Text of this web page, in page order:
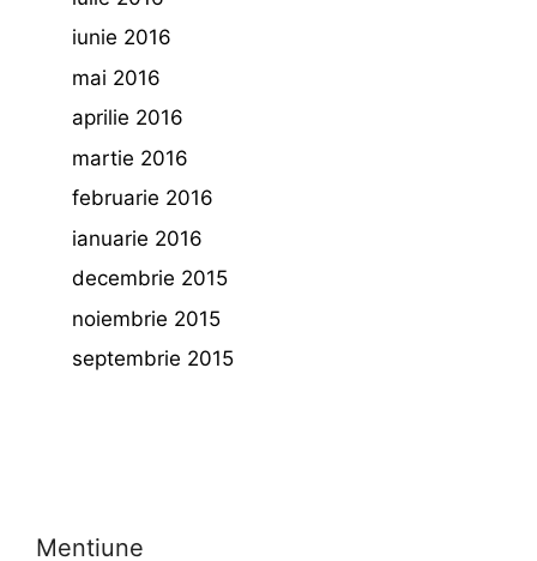
iunie 2016
mai 2016
aprilie 2016
martie 2016
februarie 2016
ianuarie 2016
decembrie 2015
noiembrie 2015
septembrie 2015
Mentiune